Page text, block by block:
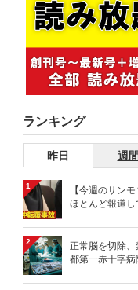
ランキング
昨日 週間
1
【今週のサン
ほとんど報道し
2
正常脳を切除
都第一赤十字病